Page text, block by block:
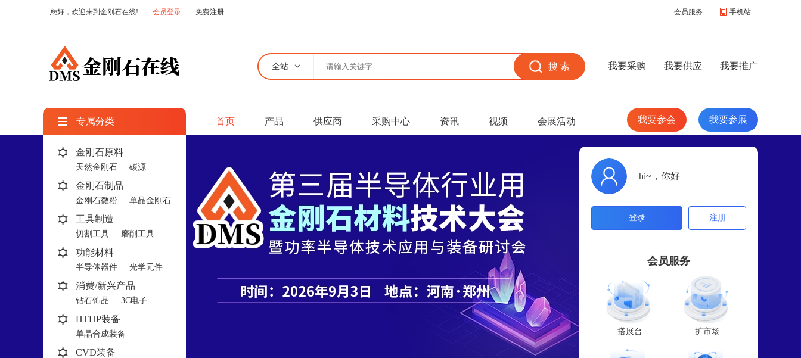
您好，欢迎来到金刚石在线! 会员登录 免费注册 会员服务 手机站
全站 我要采购 我要供应 我要推广
专属分类
金刚石原料
天然金刚石 碳源
金刚石制品
金刚石微粉 单晶金刚石
工具制造
切割工具 磨削工具
功能材料
半导体器件 光学元件
消费/新兴产品
钻石饰品 3C电子
HTHP装备
单晶合成装备
多晶合成装备
CVD装备
首页 产品 供应商 采购中心 资讯 视频 会展活动 我要参会 我要参展
hi~，你好
登录 注册
会员服务
搭展台 扩市场